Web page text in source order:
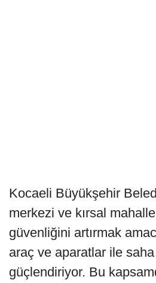
Kocaeli Büyükşehir
merkezi ve kırsal
güvenliğini artırmak
araç ve aparatlar ile
güçlendiriyor. Bu